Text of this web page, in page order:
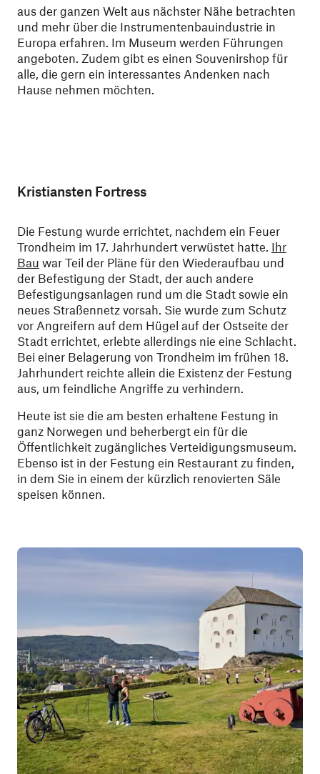
aus der ganzen Welt aus nächster Nähe betrachten
und mehr über die Instrumentenbauindustrie in
Europa erfahren. Im Museum werden Führungen
angeboten. Zudem gibt es einen Souvenirshop für
alle, die gern ein interessantes Andenken nach
Hause nehmen möchten.
Kristiansten Fortress
Die Festung wurde errichtet, nachdem ein Feuer
Trondheim im 17. Jahrhundert verwüstet hatte. Ihr
Bau war Teil der Pläne für den Wiederaufbau und
der Befestigung der Stadt, der auch andere
Befestigungsanlagen rund um die Stadt sowie ein
neues Straßennetz vorsah. Sie wurde zum Schutz
vor Angreifern auf dem Hügel auf der Ostseite der
Stadt errichtet, erlebte allerdings nie eine Schlacht.
Bei einer Belagerung von Trondheim im frühen 18.
Jahrhundert reichte allein die Existenz der Festung
aus, um feindliche Angriffe zu verhindern.
Heute ist sie die am besten erhaltene Festung in
ganz Norwegen und beherbergt ein für die
Öffentlichkeit zugängliches Verteidigungsmuseum.
Ebenso ist in der Festung ein Restaurant zu finden,
in dem Sie in einem der kürzlich renovierten Säle
speisen können.